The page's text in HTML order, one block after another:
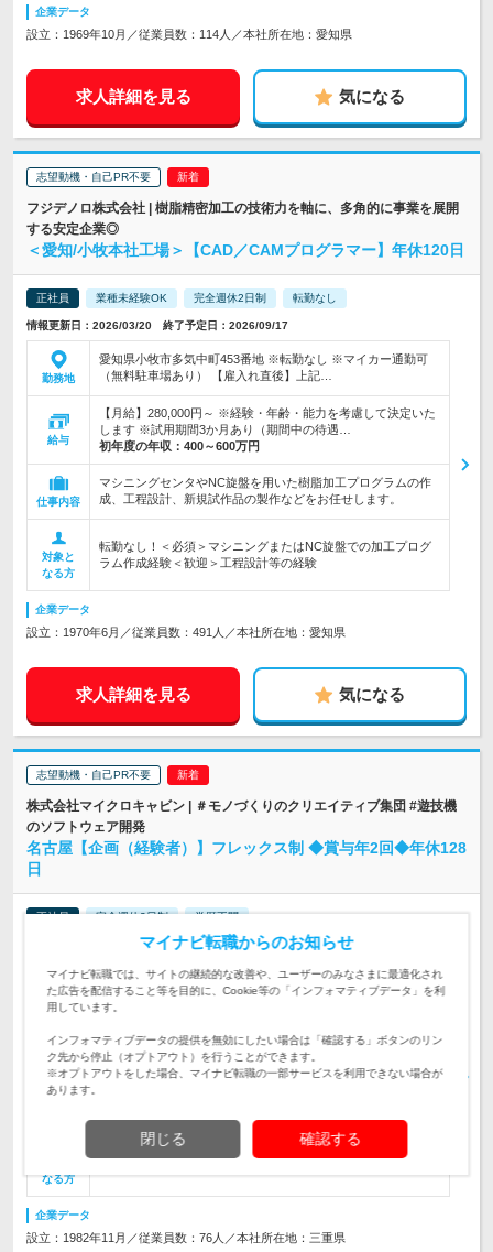
企業データ
設立：1969年10月／従業員数：114人／本社所在地：愛知県
求人詳細を見る 気になる
志望動機・自己PR不要
フジデノロ株式会社 | 樹脂精密加工の技術力を軸に、多角的に事業を展開
する安定企業◎
＜愛知/小牧本社工場＞【CAD／CAMプログラマー】年休120日
正社員 業種未経験OK 完全週休2日制 転勤なし
情報更新日：2026/03/20 終了予定日：2026/09/17
勤務地
愛知県小牧市多気中町453番地 ※転勤なし ※マイカー通勤可
（無料駐車場あり） 【雇入れ直後】上記…
給与
【月給】280,000円～ ※経験・年齢・能力を考慮して決定いた
します ※試用期間3か月あり（期間中の待遇…
初年度の年収： 400～600万円
仕事内容
マシニングセンタやNC旋盤を用いた樹脂加工プログラムの作
成、工程設計、新規試作品の製作などをお任せします。
対象と
なる方
転勤なし！＜必須＞マシニングまたはNC旋盤での加工プログ
ラム作成経験＜歓迎＞工程設計等の経験
企業データ
設立：1970年6月／従業員数：491人／本社所在地：愛知県
求人詳細を見る 気になる
志望動機・自己PR不要
株式会社マイクロキャビン | ＃モノづくりのクリエイティブ集団 #遊技機
のソフトウェア開発
名古屋【企画（経験者）】フレックス制 ◆賞与年2回◆年休128
日
正社員 完全週休2日制 学歴不問
情報更新日：2026/06/05 終了予定日：2026/11/05
勤務地
【名古屋開発室】 愛知県名古屋市中川区山王1-3-1 8F ※マイ
カー通勤可能（規定あり） 【雇入…
給与
月給 月給299,000円～480,000円 ※経験・年齢・能力を考慮し
て決定いたします ※試用期間：6ヶ月あり（…
なる方
＼学歴不問！／【必須】パチンコ開発におけるリーダー or プ
企業データ
設立：1982年11月／従業員数：76人／本社所在地：三重県
マイナビ転職からのお知らせ
マイナビ転職では、サイトの継続的な改善や、ユーザーのみなさまに最適化され
た広告を配信すること等を目的に、Cookie等の「インフォマティブデータ」を利
用しています。
インフォマティブデータの提供を無効にしたい場合は「確認する」ボタンのリン
ク先から停止（オプトアウト）を行うことができます。
※オプトアウトをした場合、マイナビ転職の一部サービスを利用できない場合が
あります。
閉じる 確認する